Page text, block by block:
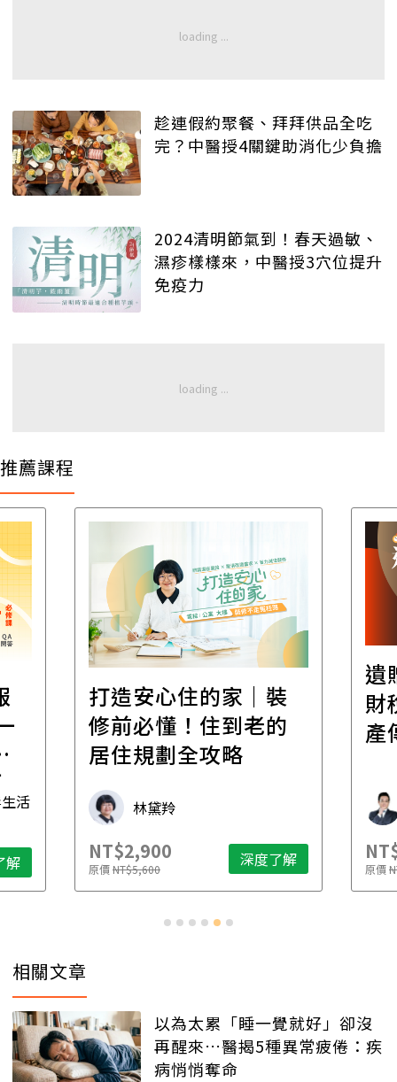
趁連假約聚餐、拜拜供品全吃
完？中醫授4關鍵助消化少負擔
2024清明節氣到！春天過敏、
濕疹樣樣來，中醫授3穴位提升
免疫力
推薦課程
活
解
打造安心住的家｜裝
修前必懂！住到老的
居住規劃全攻略
林黛羚
NT$2,900
原價NT$5,600 深度了解
遺
財
產
原價
相關文章
以為太累「睡一覺就好」卻沒
再醒來…醫揭5種異常疲倦：疾
病悄悄奪命